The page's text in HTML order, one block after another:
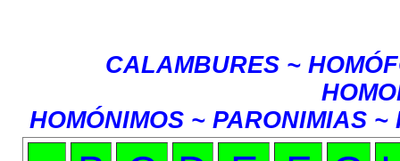
CALAMBURES ~
HOMÓNIMOS ~ PARONIMIAS